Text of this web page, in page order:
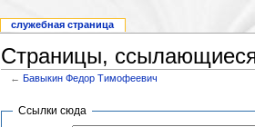
Страницы,
←Бавыкин Федор Тимофеевич
Ссылки сюда
служебная страница